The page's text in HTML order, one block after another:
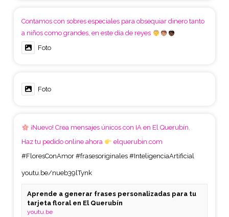
Contamos con sobres especiales para obsequiar dinero tanto
a niños como grandes, en este día de reyes
Foto
Foto
¡Nuevo! Crea mensajes únicos con IA en El Querubín.
Haz tu pedido online ahora
elquerubin.com
#FloresConAmor #frasesoriginales #InteligenciaArtificial
youtu.be/nueb39lTynk
Aprende a generar frases personalizadas para tu
tarjeta floral en El Querubín
youtu.be